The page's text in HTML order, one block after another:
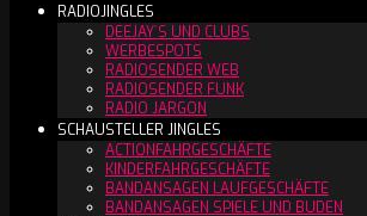
RADIOJINGLES
DEEJAY´S UND CLUBS
WERBESPOTS
RADIOSENDER WEB
RADIOSENDER FUNK
RADIO JARGON
SCHAUSTELLER JINGLES
ACTIONFAHRGESCHÄFTE
KINDERFAHRGESCHÄFTE
BANDANSAGEN LAUFGESCHÄFTE
BANDANSAGEN SPIELE UND BUDEN